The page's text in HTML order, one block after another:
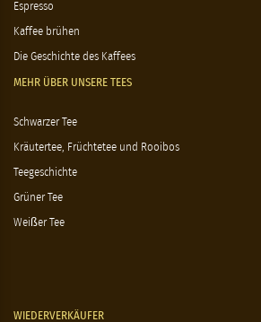
Espresso
Kaffee brühen
Die Geschichte des Kaffees
MEHR ÜBER UNSERE TEES
Schwarzer Tee
Kräutertee, Früchtetee und Rooibos
Teegeschichte
Grüner Tee
Weißer Tee
WIEDERVERKÄUFER